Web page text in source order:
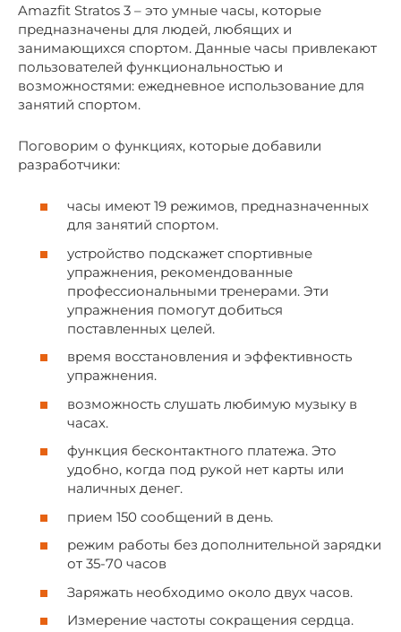
Amazfit Stratos 3 – это умные часы, которые
предназначены для людей, любящих и
занимающихся спортом. Данные часы привлекают
пользователей функциональностью и
возможностями: ежедневное использование для
занятий спортом.
Поговорим о функциях, которые добавили
разработчики:
часы имеют 19 режимов, предназначенных
для занятий спортом.
устройство подскажет спортивные
упражнения, рекомендованные
профессиональными тренерами. Эти
упражнения помогут добиться
поставленных целей.
время восстановления и эффективность
упражнения.
возможность слушать любимую музыку в
часах.
функция бесконтактного платежа. Это
удобно, когда под рукой нет карты или
наличных денег.
прием 150 сообщений в день.
режим работы без дополнительной зарядки
от 35-70 часов
Заряжать необходимо около двух часов.
Измерение частоты сокращения сердца.